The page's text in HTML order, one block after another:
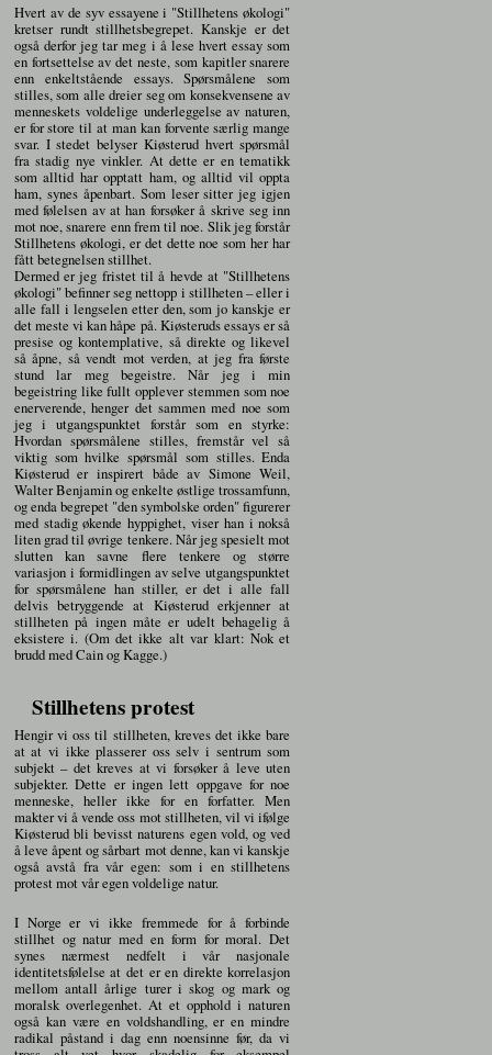
Hvert av de syv essayene i "Stillhetens økologi"
kretser rundt stillhetsbegrepet. Kanskje er det
også derfor jeg tar meg i å lese hvert essay som
en fortsettelse av det neste, som kapitler snarere
enn enkeltstående essays. Spørsmålene som
stilles, som alle dreier seg om konsekvensene av
menneskets voldelige underleggelse av naturen,
er for store til at man kan forvente særlig mange
svar. I stedet belyser Kiøsterud hvert spørsmål
fra stadig nye vinkler. At dette er en tematikk
som alltid har opptatt ham, og alltid vil oppta
ham, synes åpenbart. Som leser sitter jeg igjen
med følelsen av at han forsøker å skrive seg inn
mot noe, snarere enn frem til noe. Slik jeg forstår
Stillhetens økologi, er det dette noe som her har
fått betegnelsen stillhet.
Dermed er jeg fristet til å hevde at "Stillhetens
økologi" befinner seg nettopp i stillheten – eller i
alle fall i lengselen etter den, som jo kanskje er
det meste vi kan håpe på. Kiøsteruds essays er så
presise og kontemplative, så direkte og likevel
så åpne, så vendt mot verden, at jeg fra første
stund lar meg begeistre. Når jeg i min
begeistring like fullt opplever stemmen som noe
enerverende, henger det sammen med noe som
jeg i utgangspunktet forstår som en styrke:
Hvordan spørsmålene stilles, fremstår vel så
viktig som hvilke spørsmål som stilles. Enda
Kiøsterud er inspirert både av Simone Weil,
Walter Benjamin og enkelte østlige trossamfunn,
og enda begrepet "den symbolske orden" figurerer
med stadig økende hyppighet, viser han i nokså
liten grad til øvrige tenkere. Når jeg spesielt mot
slutten kan savne flere tenkere og større
variasjon i formidlingen av selve utgangspunktet
for spørsmålene han stiller, er det i alle fall
delvis betryggende at Kiøsterud erkjenner at
stillheten på ingen måte er udelt behagelig å
eksistere i. (Om det ikke alt var klart: Nok et
brudd med Cain og Kagge.)
Stillhetens protest
Hengir vi oss til stillheten, kreves det ikke bare
at at vi ikke plasserer oss selv i sentrum som
subjekt – det kreves at vi forsøker å leve uten
subjekter. Dette er ingen lett oppgave for noe
menneske, heller ikke for en forfatter. Men
makter vi å vende oss mot stillheten, vil vi ifølge
Kiøsterud bli bevisst naturens egen vold, og ved
å leve åpent og sårbart mot denne, kan vi kanskje
også avstå fra vår egen: som i en stillhetens
protest mot vår egen voldelige natur.
I Norge er vi ikke fremmede for å forbinde
stillhet og natur med en form for moral. Det
synes nærmest nedfelt i vår nasjonale
identitetsfølelse at det er en direkte korrelasjon
mellom antall årlige turer i skog og mark og
moralsk overlegenhet. At et opphold i naturen
også kan være en voldshandling, er en mindre
radikal påstand i dag enn noensinne før, da vi